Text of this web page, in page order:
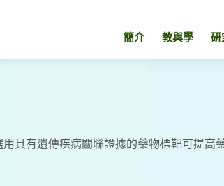
簡介 教與學 研
具有遺傳疾病關聯證據的藥物標靶可提高